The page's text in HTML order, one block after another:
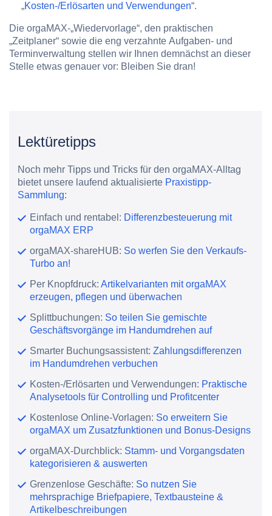
„Kosten-/Erlösarten und Verwendungen“.
Die orgaMAX-„Wiedervorlage“, den praktischen
„Zeitplaner“ sowie die eng verzahnte Aufgaben- und
Terminverwaltung stellen wir Ihnen demnächst an dieser
Stelle etwas genauer vor: Bleiben Sie dran!
Lektüretipps
Noch mehr Tipps und Tricks für den orgaMAX-Alltag
bietet unsere laufend aktualisierte Praxistipp-
Sammlung:
Einfach und rentabel: Differenzbesteuerung mit
orgaMAX ERP
orgaMAX-shareHUB: So werfen Sie den Verkaufs-
Turbo an!
Per Knopfdruck:Artikelvarianten mit orgaMAX
erzeugen, pflegen und überwachen
Splittbuchungen: So teilen Sie gemischte
Geschäftsvorgänge im Handumdrehen auf
Smarter Buchungsassistent:Zahlungsdifferenzen
im Handumdrehen verbuchen
Kosten-/Erlösarten und Verwendungen: Praktische
Analysetools für Controlling und Profitcenter
Kostenlose Online-Vorlagen: So erweitern Sie
orgaMAX um Zusatzfunktionen und Bonus-Designs
orgaMAX-Durchblick: Stamm- und Vorgangsdaten
kategorisieren & auswerten
Grenzenlose Geschäfte: So nutzen Sie
mehrsprachige Briefpapiere, Textbausteine &
Artikelbeschreibungen